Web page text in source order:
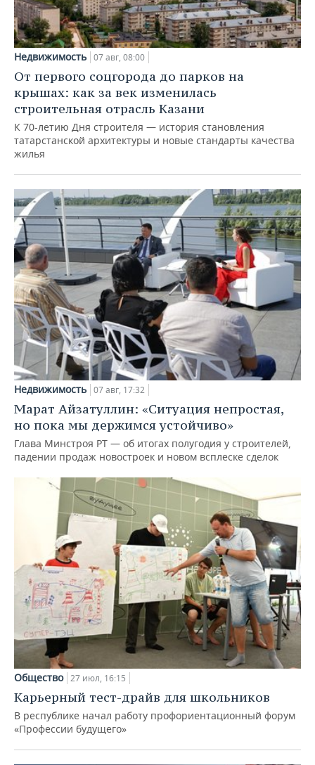
Недвижимость 07 авг, 08:00
От первого соцгорода до парков на
крышах: как за век изменилась
строительная отрасль Казани
К 70-летию Дня строителя — история становления
татарстанской архитектуры и новые стандарты качества
жилья
Недвижимость 07 авг, 17:32
Марат Айзатуллин: «Ситуация непростая,
но пока мы держимся устойчиво»
Глава Минстроя РТ — об итогах полугодия у строителей,
падении продаж новостроек и новом всплеске сделок
Общество 27 июл, 16:15
Карьерный тест-драйв для школьников
В республике начал работу профориентационный форум
«Профессии будущего»